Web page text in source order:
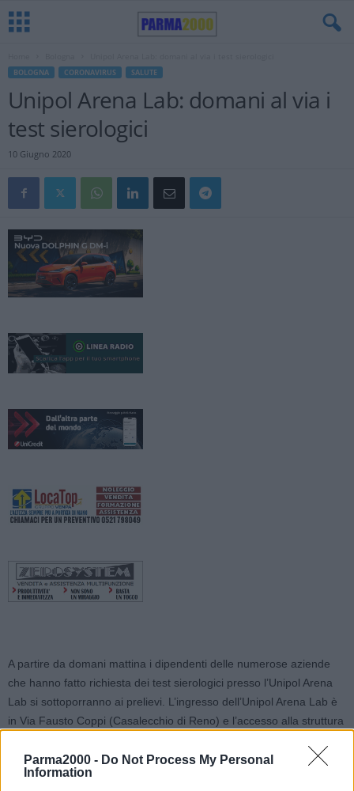
Parma2000 - Do Not Process My Personal
Information
BOLOGNA CORONAVIRUS SALUTE
Unipol Arena Lab: domani al via i
test sierologici
10 Giugno 2020
A partire da domani mattina i dipendenti delle numerose aziende
che hanno fatto richiesta dei test sierologici presso l’Unipol Arena
Lab si sottoporranno ai prelievi. L’ingresso dell’Unipol Arena Lab è
in Via Fausto Coppi (Casalecchio di Reno) e l’accesso alla struttura
Gli esami che vengono eseguiti presso il neonato centro screening